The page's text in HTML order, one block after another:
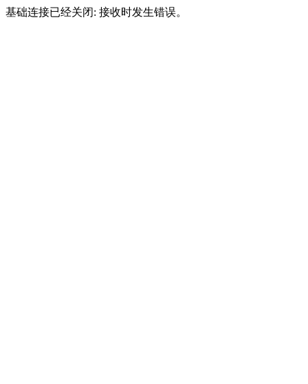
基础连接已经关闭: 接收时发生错误。